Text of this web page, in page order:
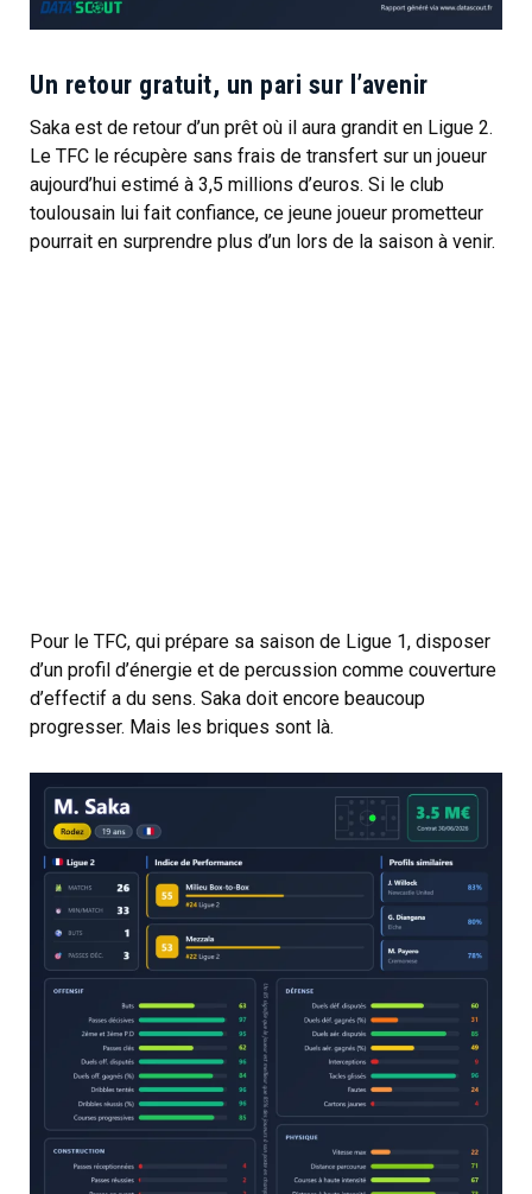
Un retour gratuit, un pari sur l’avenir
Saka est de retour d’un prêt où il aura grandit en Ligue 2.
Le TFC le récupère sans frais de transfert sur un joueur
aujourd’hui estimé à 3,5 millions d’euros. Si le club
toulousain lui fait confiance, ce jeune joueur prometteur
pourrait en surprendre plus d’un lors de la saison à venir.
Pour le TFC, qui prépare sa saison de Ligue 1, disposer
d’un profil d’énergie et de percussion comme couverture
d’effectif a du sens. Saka doit encore beaucoup
progresser. Mais les briques sont là.